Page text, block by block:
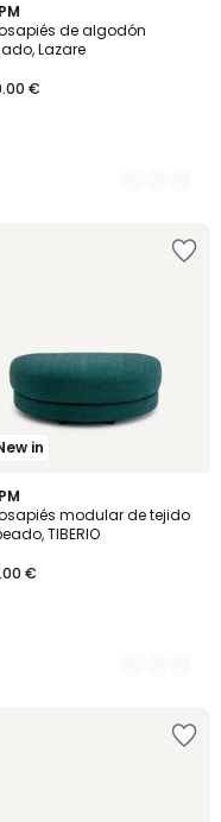
de algodón
Lazare
€
in
modular de tejido
TIBERIO
€